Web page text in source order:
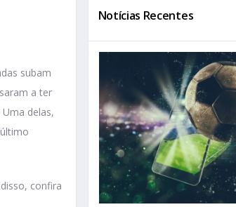
subam
a ter
delas,
confira
Notícias Recentes